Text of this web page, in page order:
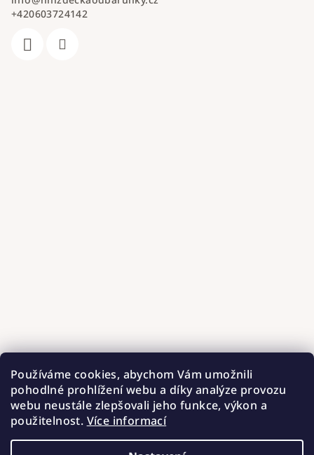
Používáme cookies, abychom Vám umožnili
pohodlné prohlížení webu a díky analýze provozu
webu neustále zlepšovali jeho funkce, výkon a
použitelnost. Více informací
+420603724142